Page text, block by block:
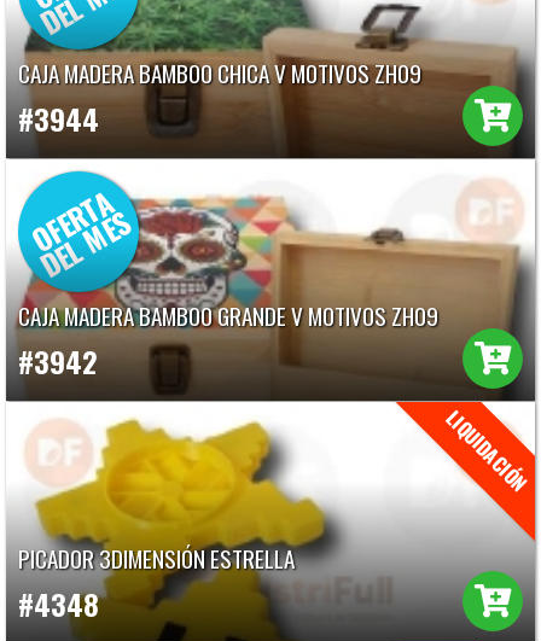
CAJA MADERA BAMBOO CHICA V MOTIVOS ZH09
#3944
CAJA MADERA BAMBOO GRANDE V MOTIVOS ZH09
#3942
PICADOR 3DIMENSIÓN ESTRELLA
#4348